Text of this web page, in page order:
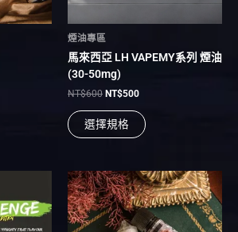
煙油專區
馬來西亞 LH VAPEMY系列 煙油
(30-50mg)
NT$600 NT$500
選擇規格
在
品
擇
此
產
品
有